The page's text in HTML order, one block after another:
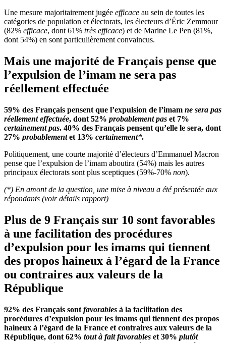
Une mesure majoritairement jugée efficace au sein de toutes les
catégories de population et électorats, les électeurs d’Éric Zemmour
(82% efficace, dont 61% très efficace) et de Marine Le Pen (81%,
dont 54%) en sont particulièrement convaincus.
Mais une majorité de Français pense que
l’expulsion de l’imam ne sera pas
réellement effectuée
59% des Français pensent que l’expulsion de l’imam ne sera pas
réellement effectuée, dont 52% probablement pas et 7%
certainement pas. 40% des Français pensent qu’elle le sera, dont
27% probablementet 13% certainement*.
Politiquement, une courte majorité d’électeurs d’Emmanuel Macron
pense que l’expulsion de l’imam aboutira (54%) mais les autres
principaux électorats sont plus sceptiques (59%-70% non).
(*) En amont de la question, une mise à niveau a été présentée aux
répondants (voir détails rapport)
Plus de 9 Français sur 10 sont favorables
à une facilitation des procédures
d’expulsion pour les imams qui tiennent
des propos haineux à l’égard de la France
ou contraires aux valeurs de la
République
92% des Français sont favorables à la facilitation des
procédures d’expulsion pour les imams qui tiennent des propos
haineux à l’égard de la France et contraires aux valeurs de la
République, dont 62% tout à fait favorables et 30% plutôt